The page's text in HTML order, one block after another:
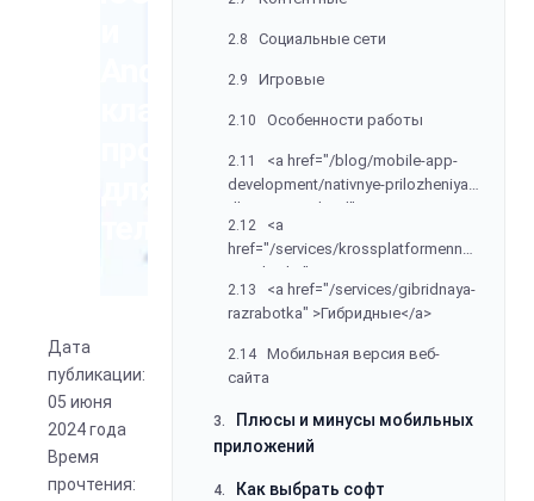
классификация
программ
телефонов
Дата
публикации:
05 июня
2024 года
Время
прочтения:
development/nativnye-prilozheniya-
2.12
razrabotka"
>Кроссплатформенные</a>
2.13 <a href="/services/gibridnaya-
razrabotka" >Гибридные</a>
2.14 Мобильная версия веб-
сайта
Плюсы и минусы мобильных
Как выбрать софт
5. Подведем итоги